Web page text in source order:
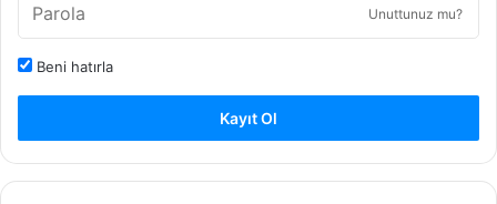
Unuttunuz mu?
Beni hatırla
Kayıt Ol